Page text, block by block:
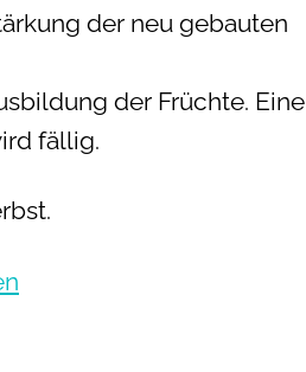
der neu gebauten
der Früchte. Eine
fällig.